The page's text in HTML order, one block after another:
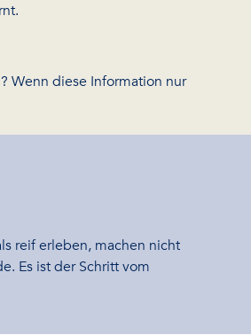
Wenn diese Information nur
reif erleben, machen nicht
Es ist der Schritt vom